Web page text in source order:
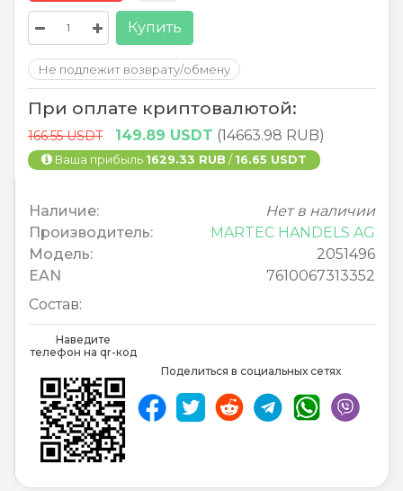
Купить
Не подлежит возврату/обмену
При оплате криптовалютой:
166.55 USDT 149.89 USDT (14663.98 RUB)
Ваша прибыль 1629.33 RUB / 16.65 USDT
Наличие:
Нет в наличии
Производитель:
MARTEC HANDELS AG
Модель:
2051496
EAN
7610067313352
Состав:
Наведите
телефон на qr-код
Поделиться в социальных сетях